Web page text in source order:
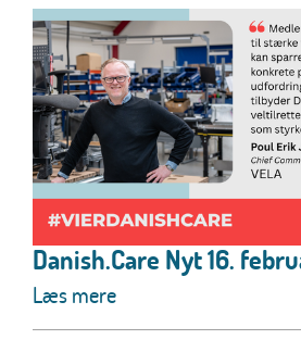
Danish.Care Nyt 16.
Læs mere